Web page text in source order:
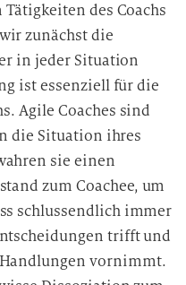
des Coachs
zunächst die
in jeder Situation
ist essenziell für die
Agile Coaches sind
die Situation ihres
sie einen
zum Coachee, um
schlussendlich immer
trifft und
vornimmt.